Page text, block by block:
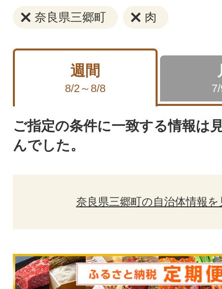
奈良県三郷町 肉
週間
8/2～8/8
ご指定の条件に一致する情報は
んでした。
奈良県三郷町の自治体情報を